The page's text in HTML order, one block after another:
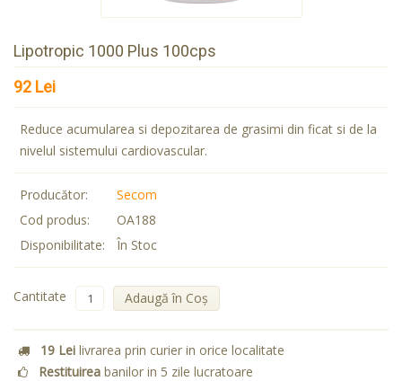
Lipotropic 1000 Plus 100cps
92 Lei
Reduce acumularea si depozitarea de grasimi din ficat si de la
nivelul sistemului cardiovascular.
Producător:
Secom
Cod produs:
OA188
Disponibilitate:
În Stoc
Cantitate Adaugă în Coş
19 Lei livrarea prin curier in orice localitate
Restituirea banilor in 5 zile lucratoare